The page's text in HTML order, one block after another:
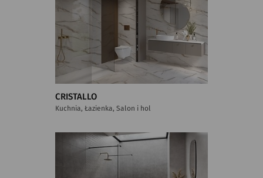
CRISTALLO
Kuchnia, Łazienka, Salon i hol